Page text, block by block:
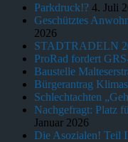
Parkdruck!? 4. Juli
Geschütztes
2026
STADTRADELN
ProRad fordert
Baustelle
Bürgerantrag
Schlechtachten
Nachgefragt: Platz
Januar 2026
Die Asozialen! Teil